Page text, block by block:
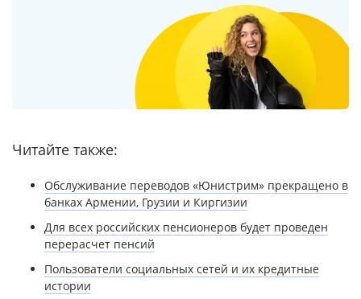
Читайте также:
Обслуживание переводов «Юнистрим» прекращено в
банках Армении, Грузии и Киргизии
Для всех российских пенсионеров будет проведен
перерасчет пенсий
Пользователи социальных сетей и их кредитные
истории